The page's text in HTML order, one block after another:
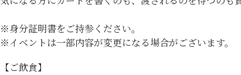
※身分証明書をご持参ください。
※イベントは一部内容が変更になる場合がございます。
【ご飲食】